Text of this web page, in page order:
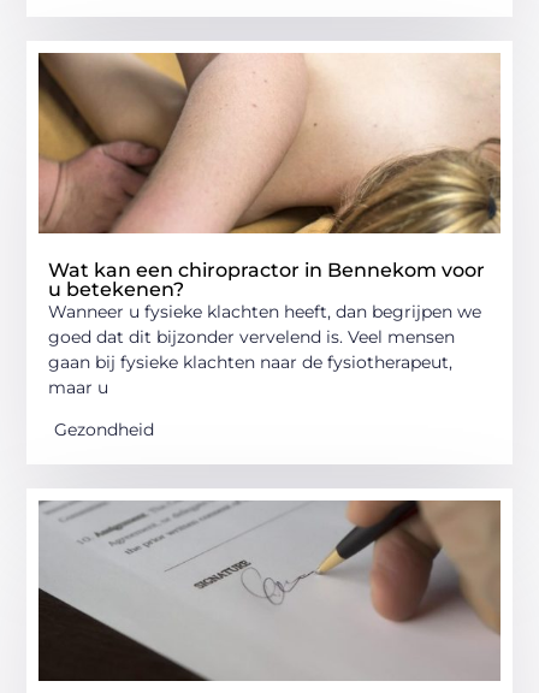
Wat kan een chiropractor in Bennekom voor
u betekenen?
Wanneer u fysieke klachten heeft, dan begrijpen we
goed dat dit bijzonder vervelend is. Veel mensen
gaan bij fysieke klachten naar de fysiotherapeut,
maar u
Gezondheid